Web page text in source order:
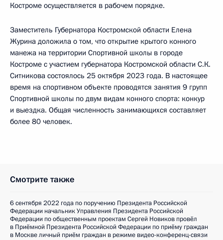
Костроме осуществляется в рабочем порядке.
Заместитель Губернатора Костромской области Елена
Журина доложила о том, что открытие крытого конного
манежа на территории Спортивной школы в городе
Костроме с участием губернатора Костромской области С.К.
Ситникова состоялось 25 октября 2023 года. В настоящее
время на спортивном объекте проводятся занятия 9 групп
Спортивной школы по двум видам конного спорта: конкур
и выездка. Общая численность занимающихся составляет
более 80 человек.
Смотрите также
6 сентября 2022 года по поручению Президента Российской
Федерации начальник Управления Президента Российской
Федерации по общественным проектам Сергей Новиков провёл
в Приёмной Президента Российской Федерации по приёму граждан
в Москве личный приём граждан в режиме видео-конференц-связи